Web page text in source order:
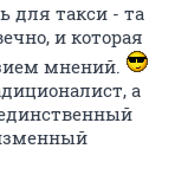
для такси - та
и которая
мнений.
а